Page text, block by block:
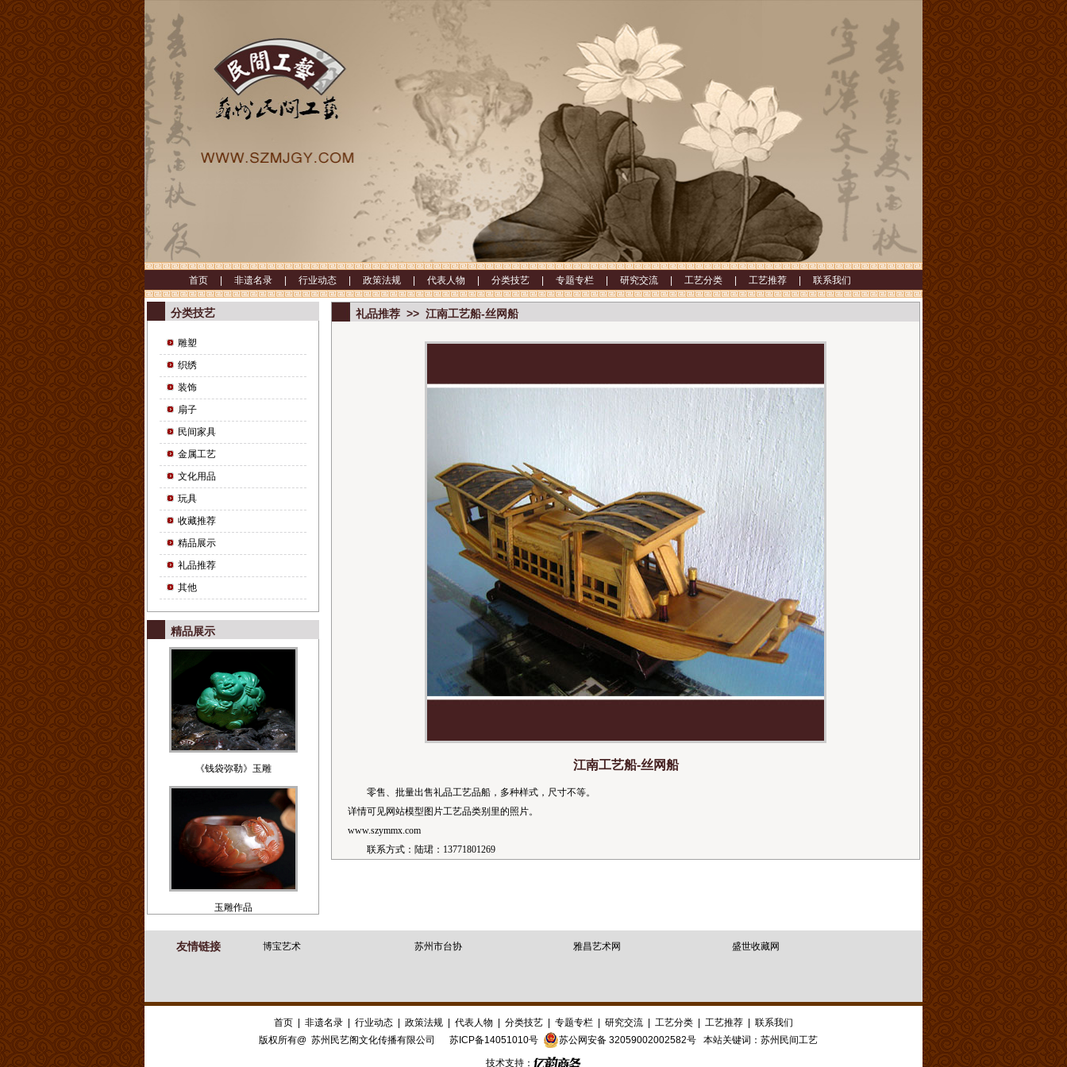
首页 | 非遗名录 | 行业动态 | 政策法规 | 代表人物 | 分类技艺 | 专题专栏 | 研究交流 | 工艺分类 | 工艺推荐 | 联系我们
分类技艺
雕塑
织绣
装饰
扇子
民间家具
金属工艺
文化用品
玩具
收藏推荐
精品展示
礼品推荐
其他
精品展示
《钱袋弥勒》玉雕
玉雕作品
礼品推荐 >> 江南工艺船-丝网船
江南工艺船-丝网船
零售、批量出售礼品工艺品船，多种样式，尺寸不等。
详情可见网站模型图片工艺品类别里的照片。
www.szymmx.com
联系方式：陆珺：13771801269
友情链接 博宝艺术 苏州市台协 雅昌艺术网 盛世收藏网
首页 非遗名录 行业动态 政策法规 代表人物 分类技艺 专题专栏 研究交流 工艺分类 工艺推荐
联系我们
版权所有@ 苏州民艺阁文化传播有限公司 苏ICP备14051010号 苏公网安备 32059002002582号 本站关键词： 苏州民间工艺
技术支持：